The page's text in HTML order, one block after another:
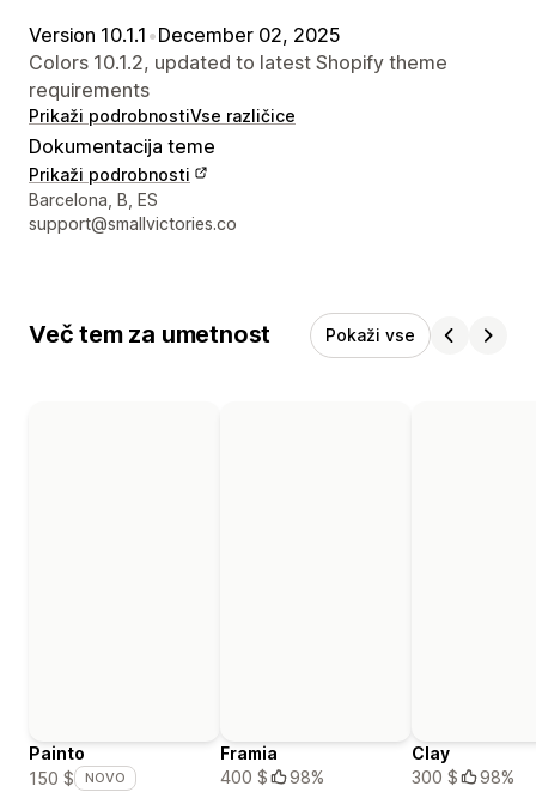
Version 10.1.1 •December 02, 2025
Colors 10.1.2, updated to latest Shopify theme
requirements
Prikaži podrobnostiVse različice
Dokumentacija teme
Prikaži podrobnosti
Podatki za stik z oblikovalcem
Barcelona, B, ES
support@smallvictories.co
Več tem za umetnost Pokaži vse
Painto
150 $
NOVO
Framia
400 $
98%
Clay
300 $
98%